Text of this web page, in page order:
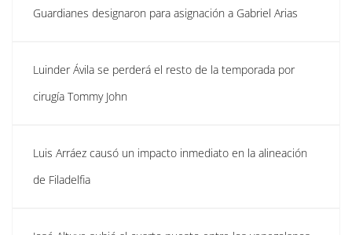
Guardianes designaron para asignación a Gabriel Arias
Luinder Ávila se perderá el resto de la temporada por
cirugía Tommy John
Luis Arráez causó un impacto inmediato en la alineación
de Filadelfia